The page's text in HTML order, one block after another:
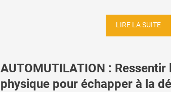
LIRE LA SUITE
AUTOMUTILATION : Ressentir
physique pour échapper à la